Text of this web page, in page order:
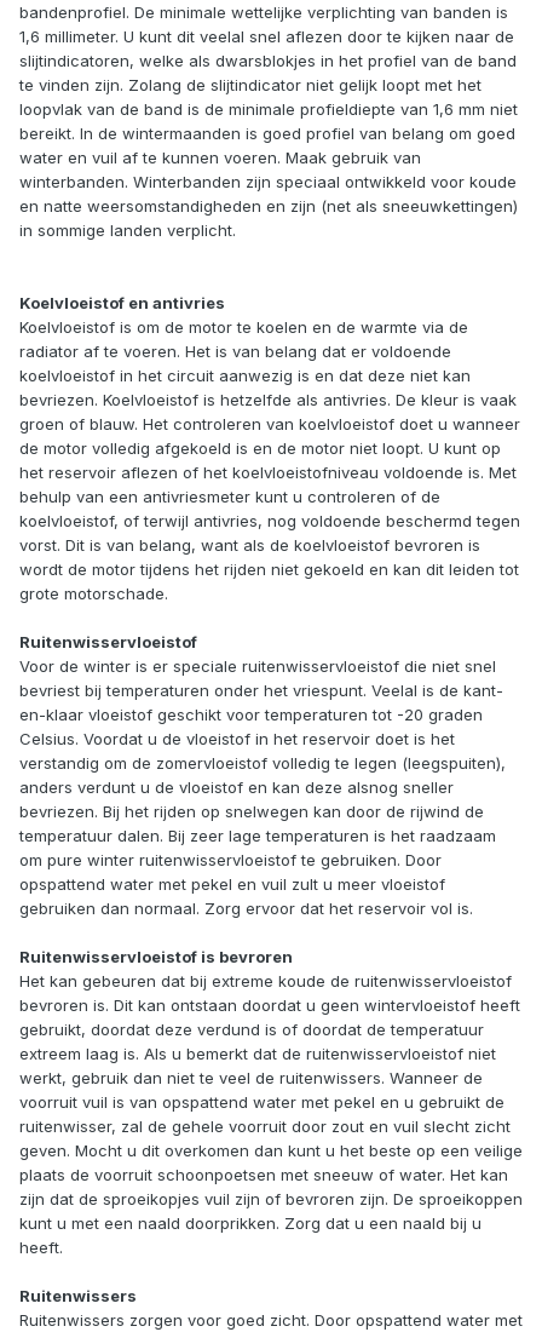
bandenprofiel. De minimale wettelijke verplichting van banden is
1,6 millimeter. U kunt dit veelal snel aflezen door te kijken naar de
slijtindicatoren, welke als dwarsblokjes in het profiel van de band
te vinden zijn. Zolang de slijtindicator niet gelijk loopt met het
loopvlak van de band is de minimale profieldiepte van 1,6 mm niet
bereikt. In de wintermaanden is goed profiel van belang om goed
water en vuil af te kunnen voeren. Maak gebruik van
winterbanden. Winterbanden zijn speciaal ontwikkeld voor koude
en natte weersomstandigheden en zijn (net als sneeuwkettingen)
in sommige landen verplicht.
Koelvloeistof en antivries
Koelvloeistof is om de motor te koelen en de warmte via de
radiator af te voeren. Het is van belang dat er voldoende
koelvloeistof in het circuit aanwezig is en dat deze niet kan
bevriezen. Koelvloeistof is hetzelfde als antivries. De kleur is vaak
groen of blauw. Het controleren van koelvloeistof doet u wanneer
de motor volledig afgekoeld is en de motor niet loopt. U kunt op
het reservoir aflezen of het koelvloeistofniveau voldoende is. Met
behulp van een antivriesmeter kunt u controleren of de
koelvloeistof, of terwijl antivries, nog voldoende beschermd tegen
vorst. Dit is van belang, want als de koelvloeistof bevroren is
wordt de motor tijdens het rijden niet gekoeld en kan dit leiden tot
grote motorschade.
Ruitenwisservloeistof
Voor de winter is er speciale ruitenwisservloeistof die niet snel
bevriest bij temperaturen onder het vriespunt. Veelal is de kant-
en-klaar vloeistof geschikt voor temperaturen tot -20 graden
Celsius. Voordat u de vloeistof in het reservoir doet is het
verstandig om de zomervloeistof volledig te legen (leegspuiten),
anders verdunt u de vloeistof en kan deze alsnog sneller
bevriezen. Bij het rijden op snelwegen kan door de rijwind de
temperatuur dalen. Bij zeer lage temperaturen is het raadzaam
om pure winter ruitenwisservloeistof te gebruiken. Door
opspattend water met pekel en vuil zult u meer vloeistof
gebruiken dan normaal. Zorg ervoor dat het reservoir vol is.
Ruitenwisservloeistof is bevroren
Het kan gebeuren dat bij extreme koude de ruitenwisservloeistof
bevroren is. Dit kan ontstaan doordat u geen wintervloeistof heeft
gebruikt, doordat deze verdund is of doordat de temperatuur
extreem laag is. Als u bemerkt dat de ruitenwisservloeistof niet
werkt, gebruik dan niet te veel de ruitenwissers. Wanneer de
voorruit vuil is van opspattend water met pekel en u gebruikt de
ruitenwisser, zal de gehele voorruit door zout en vuil slecht zicht
geven. Mocht u dit overkomen dan kunt u het beste op een veilige
plaats de voorruit schoonpoetsen met sneeuw of water. Het kan
zijn dat de sproeikopjes vuil zijn of bevroren zijn. De sproeikoppen
kunt u met een naald doorprikken. Zorg dat u een naald bij u
heeft.
Ruitenwissers
Ruitenwissers zorgen voor goed zicht. Door opspattend water met